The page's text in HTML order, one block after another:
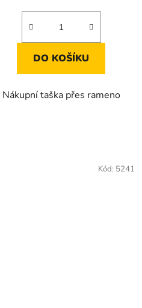
DO KOŠÍKU
Nákupní taška přes rameno
Kód: 5241